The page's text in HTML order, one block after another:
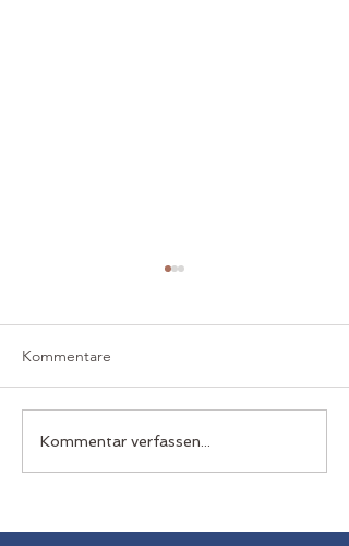
Sommerfest in Waltersdorf
Kommentare
Kommentar verfassen...